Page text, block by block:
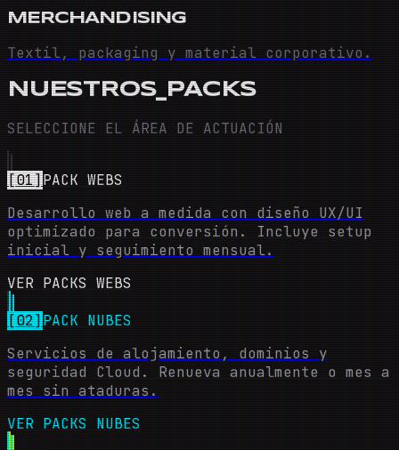
MERCHANDISING
Textil, packaging y material corporativo.
NUESTROS_PACKS
SELECCIONE EL ÁREA DE ACTUACIÓN
[01]PACK WEBS
Desarrollo web a medida con diseño UX/UI
optimizado para conversión. Incluye setup
inicial y seguimiento mensual.
VER PACKS WEBS
[02]PACK NUBES
Servicios de alojamiento, dominios y
seguridad Cloud. Renueva anualmente o mes a
mes sin ataduras.
VER PACKS NUBES